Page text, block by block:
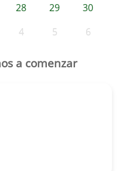
28 29
30
4 5 6
a comenzar